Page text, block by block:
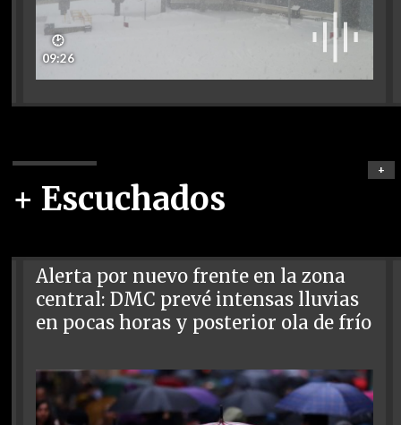
🕑
09:26
+ Escuchados
+
Alerta por nuevo frente en la zona
central: DMC prevé intensas lluvias
en pocas horas y posterior ola de frío